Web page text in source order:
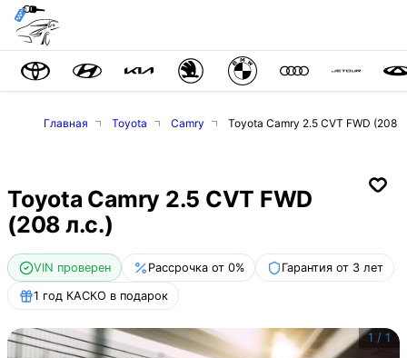
Главная Toyota Camry Toyota Camry 2.5 CVT FWD (208
Toyota Camry 2.5 CVT FWD
(208 л.с.)
VIN проверен Рассрочка от 0% Гарантия от 3 лет
1 год КАСКО в подарок
1 / 1